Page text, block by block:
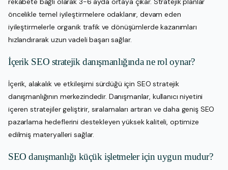
öncelikle temel iyileştirmelere odaklanır, devam eden
iyileştirmelerle organik trafik ve dönüşümlerde kazanımları
hızlandırarak uzun vadeli başarı sağlar.
İçerik SEO stratejik danışmanlığında ne rol oynar?
İçerik, alakalık ve etkileşimi sürdüğü için SEO stratejik
danışmanlığının merkezindedir. Danışmanlar, kullanıcı niyetini
içeren stratejiler geliştirir, sıralamaları artıran ve daha geniş SEO
pazarlama hedeflerini destekleyen yüksek kaliteli, optimize
edilmiş materyalleri sağlar.
SEO danışmanlığı küçük işletmeler için uygun mudur?